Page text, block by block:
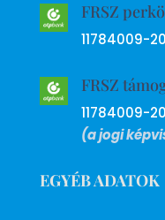
FRSZ
11784009-
FRSZ
11784009-
(a jogi
EGYÉB ADATOK